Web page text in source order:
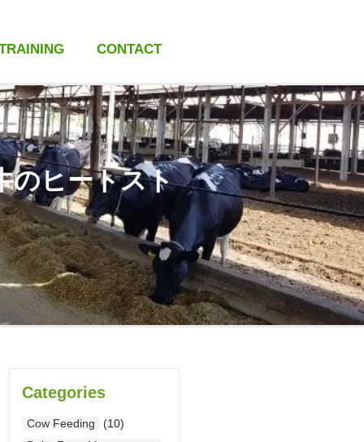
CONTACT
のヒートスト
Categories
Cow Feeding
(10)